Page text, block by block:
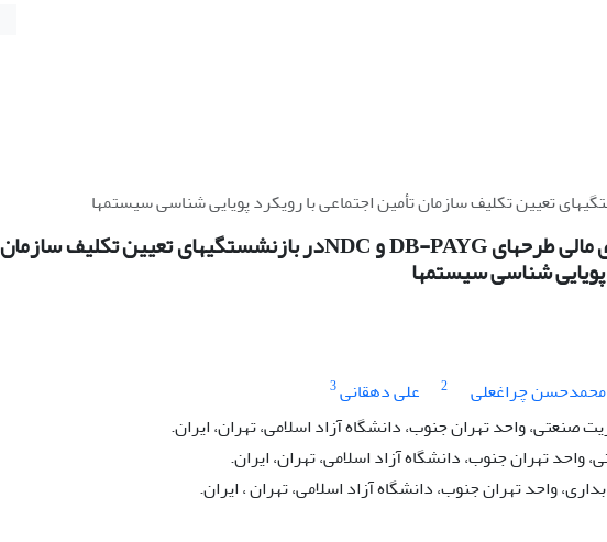
تحلیل مقایسه ای پایداری مالی طرحهای DB-PAYG و NDCدر بازنشستگیهای تعیین تکلیف سازمان
پویایی شناسی سیستمها
محمدحسن چراغعلی 2 علی دهقانی3
صنعتی، واحد تهران جنوب، دانشگاه آزاد اسلامی، تهران، ایران.
واحد تهران جنوب، دانشگاه آزاد اسلامی، تهران، ایران.
واحد تهران جنوب، دانشگاه آزاد اسلامی، تهران ، ایران.